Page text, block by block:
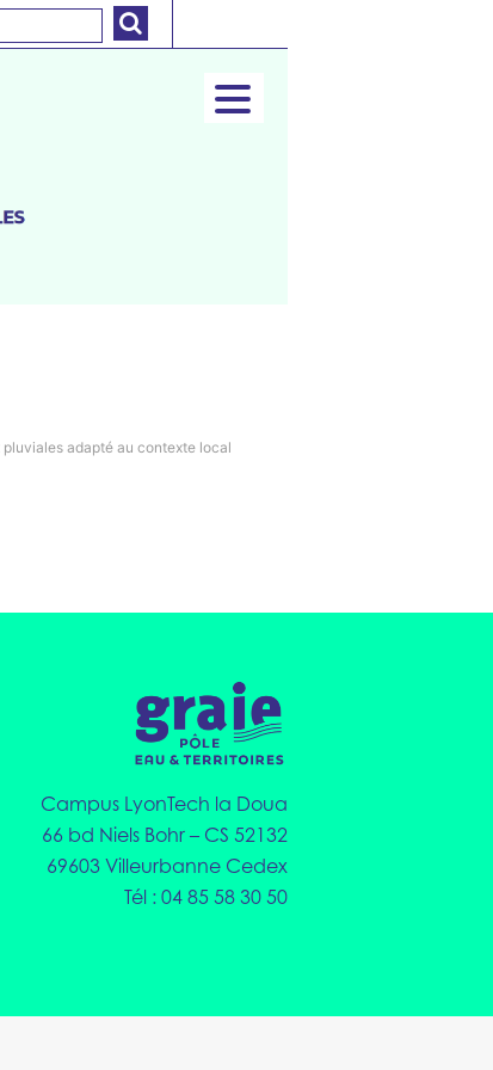
pluviales adapté au contexte local
Campus LyonTech la Doua
66 bd Niels Bohr – CS 52132
69603 Villeurbanne Cedex
Tél : 04 85 58 30 50